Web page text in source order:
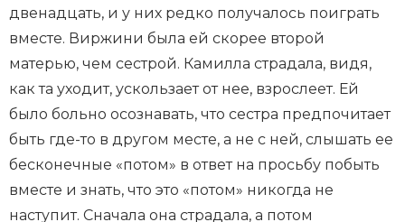
двенадцать, и у них редко получалось поиграть
вместе. Виржини была ей скорее второй
матерью, чем сестрой. Камилла страдала, видя,
как та уходит, ускользает от нее, взрослеет. Ей
было больно осознавать, что сестра предпочитает
быть где-то в другом месте, а не с ней, слышать ее
бесконечные «потом» в ответ на просьбу побыть
вместе и знать, что это «потом» никогда не
наступит. Сначала она страдала, а потом